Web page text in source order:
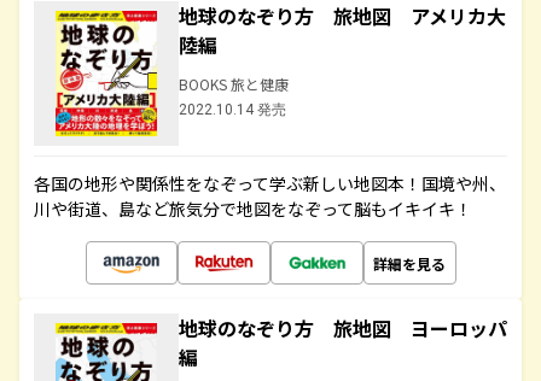
地球のなぞり方 旅地図 アメリカ大
陸編
BOOKS 旅と健康
2022.10.14 発売
各国の地形や関係性をなぞって学ぶ新しい地図本！国境や州、
川や街道、島など旅気分で地図をなぞって脳もイキイキ！
詳細を見る
地球のなぞり方 旅地図 ヨーロッパ
編